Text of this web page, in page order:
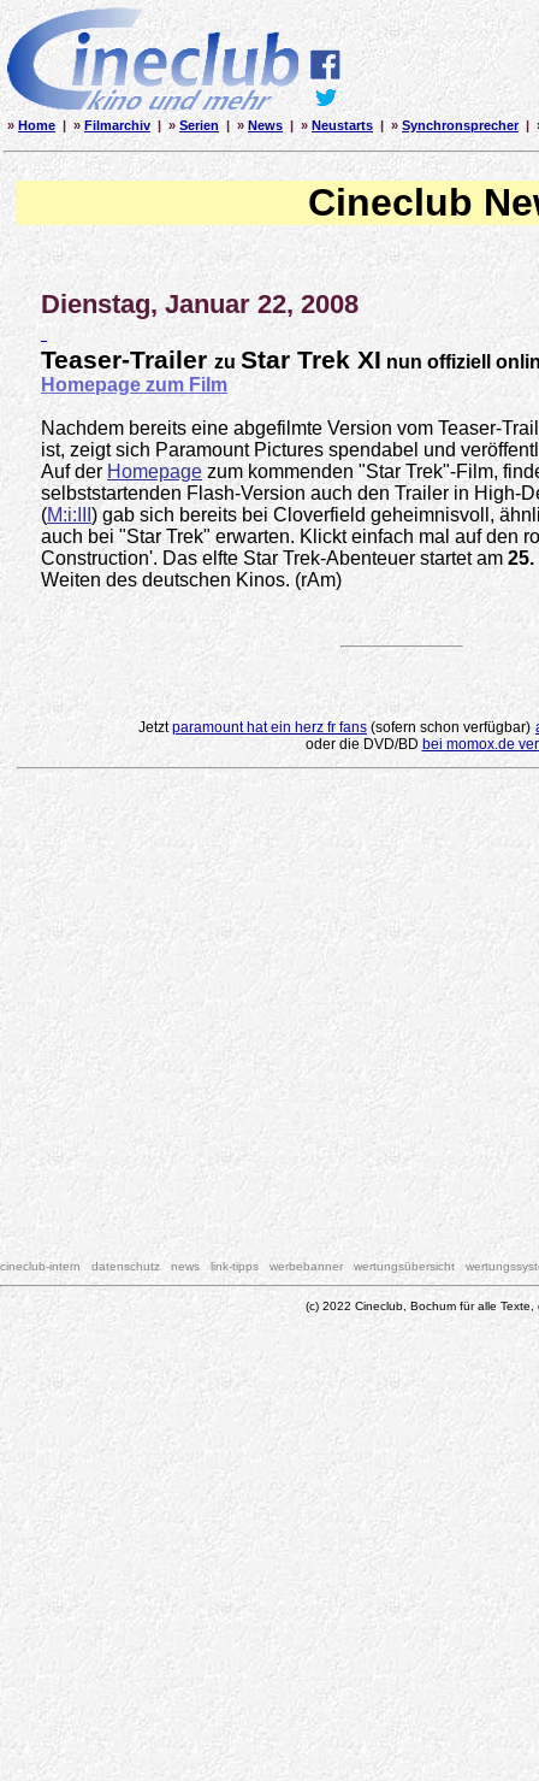
» Home| » Filmarchiv | » Serien | » News | » Neustarts | » Synchronsprecher|
Cineclub
Dienstag, Januar 22, 2008
Teaser-Trailerzu Star Trek XI nun offiziell
Homepage zum Film
Nachdem bereits eine abgefilmte Version vom Teaser-
ist, zeigt sich Paramount Pictures spendabel und
Auf der Homepagezum kommenden "Star Trek"-Film,
selbststartenden Flash-Version auch den Trailer in High-
(M:i:III ) gab sich bereits bei Cloverfield geheimnisvoll,
auch bei "Star Trek" erwarten. Klickt einfach mal auf den
Construction'. Das elfte Star Trek-Abenteuer startet am
Weiten des deutschen Kinos. (rAm)
Jetztparamount hat ein herz fr fans (sofern schon verfügbar)
oder die DVD/BD bei momox.de
cineclub-intern datenschutz news link-tipps werbebanner wertungsübersicht
(c) 2022 Cineclub, Bochum für alle